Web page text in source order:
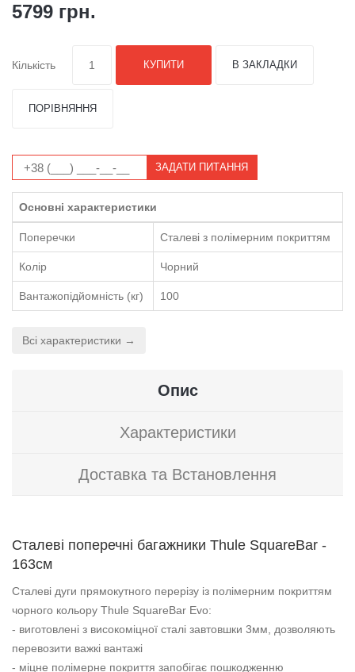
5799 грн.
Кількість КУПИТИ В ЗАКЛАДКИ
ПОРІВНЯННЯ
ЗАДАТИ ПИТАННЯ
Основні характеристики
Поперечки Сталеві з полімерним покриттям
Колір Чорний
Вантажопідйомність (кг) 100
Всі характеристики →
Опис
Характеристики
Доставка та Встановлення
Сталеві поперечні багажники Thule SquareBar -
163см
Сталеві дуги прямокутного перерізу із полімерним покриттям
чорного кольору Thule SquareBar Evo:
- виготовлені з високоміцної сталі завтовшки 3мм, дозволяють
перевозити важкі вантажі
- міцне полімерне покриття запобігає пошкодженню